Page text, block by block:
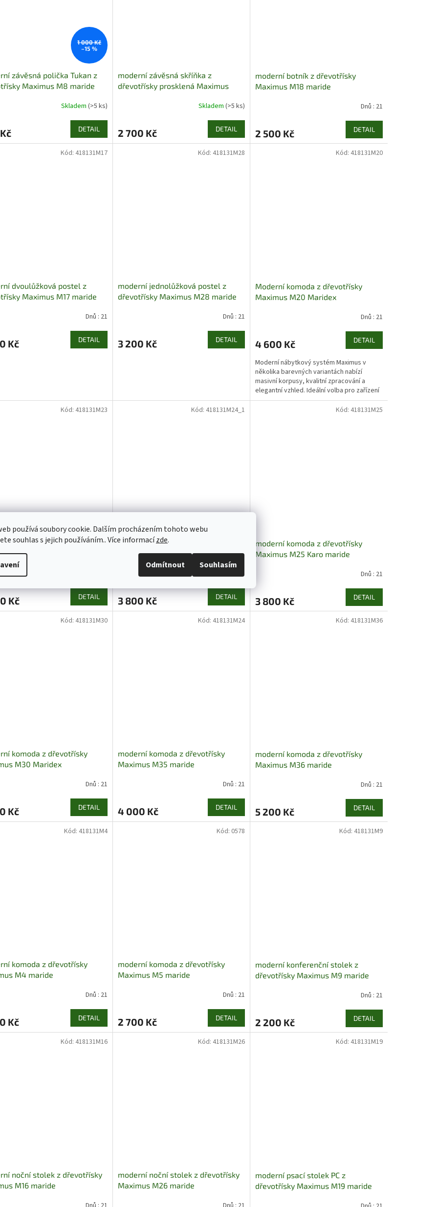
používá soubory cookie. Dalším procházením tohoto webu
souhlas s jejich používáním.. Více informacízde.
Odmítnout Souhlasím
1 000 Kč
–15 %
závěsná polička Tukan z
Maximus M8 maride
Skladem (>5 ks)
DETAIL
moderní závěsná skříňka z
dřevotřísky prosklená Maximus
Skladem (>5 ks)
2 700 Kč DETAIL
moderní botník z dřevotřísky
Maximus M18 maride
Dnů : 21
2 500 Kč DETAIL
dvoulůžková postel z
Maximus M17 maride
Dnů : 21
Kč DETAIL
Kód: 418131M17
moderní jednolůžková postel z
dřevotřísky Maximus M28 maride
Dnů : 21
3 200 Kč DETAIL
Kód: 418131M28
Moderní komoda z dřevotřísky
Maximus M20 Maridex
Dnů : 21
4 600 Kč DETAIL
Moderní nábytkový systém Maximus v
několika barevných variantách nabízí
masivní korpusy, kvalitní zpracování a
elegantní vzhled. Ideální volba pro zařízení
obývacího pokoje,...
Kód: 418131M20
komoda z dřevotřísky
M23 maride
Kč DETAIL
Kód: 418131M23
moderní komoda z dřevotřísky
Maximus M24 maride
Dnů : 21
3 800 Kč DETAIL
Kód: 418131M24_1
moderní komoda z dřevotřísky
Maximus M25 Karo maride
Dnů : 21
3 800 Kč DETAIL
Kód: 418131M25
komoda z dřevotřísky
M30 Maridex
Dnů : 21
Kč DETAIL
Kód: 418131M30
moderní komoda z dřevotřísky
Maximus M35 maride
Dnů : 21
4 000 Kč DETAIL
Kód: 418131M24
moderní komoda z dřevotřísky
Maximus M36 maride
Dnů : 21
5 200 Kč DETAIL
Kód: 418131M36
komoda z dřevotřísky
M4 maride
Dnů : 21
Kč DETAIL
Kód: 418131M4
moderní komoda z dřevotřísky
Maximus M5 maride
Dnů : 21
2 700 Kč DETAIL
Kód: 0578
moderní konferenční stolek z
dřevotřísky Maximus M9 maride
Dnů : 21
2 200 Kč DETAIL
Kód: 418131M9
noční stolek z dřevotřísky
M16 maride
Kód: 418131M16
moderní noční stolek z dřevotřísky
Maximus M26 maride
Kód: 418131M26
moderní psací stolek PC z
dřevotřísky Maximus M19 maride
Kód: 418131M19